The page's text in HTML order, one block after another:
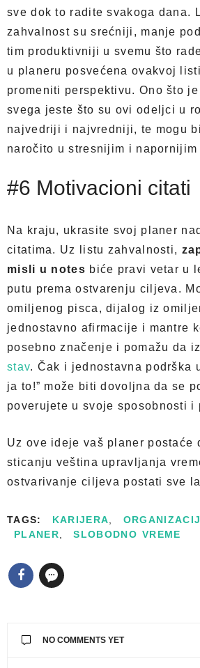
sve dok to radite svakoga dana.
zahvalnost su srećniji, manje
tim produktivniji u svemu što
u planeru posvećena ovakvoj
promeniti perspektivu. Ono što
svega jeste što su ovi odeljci u
najvedriji i najvredniji, te mogu
naročito u stresnijim i napornijim
#6 Motivacioni citati
Na kraju, ukrasite svoj planer
citatima. Uz listu zahvalnosti,
misli u notes biće pravi vetar u
putu prema ostvarenju ciljeva.
omiljenog pisca, dijalog iz
jednostavno afirmacije i mantre
posebno značenje i pomažu da
stav. Čak i jednostavna podrška
ja to!” može biti dovoljna da se
poverujete u svoje sposobnosti i
Uz ove ideje vaš planer postaće
sticanju veština upravljanja
ostvarivanje ciljeva postati sve
TAGS: KARIJERA,
PLANER, SLOBODNO VREME
NO COMMENTS YET